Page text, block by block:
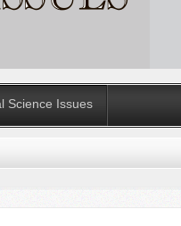
Science Issues